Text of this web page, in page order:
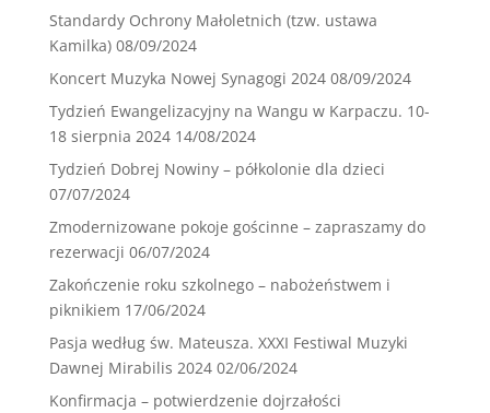
Standardy Ochrony Małoletnich (tzw. ustawa
Kamilka) 08/09/2024
Koncert Muzyka Nowej Synagogi 2024 08/09/2024
Tydzień Ewangelizacyjny na Wangu w Karpaczu. 10-
18 sierpnia 2024 14/08/2024
Tydzień Dobrej Nowiny – półkolonie dla dzieci
07/07/2024
Zmodernizowane pokoje gościnne – zapraszamy do
rezerwacji 06/07/2024
Zakończenie roku szkolnego – nabożeństwem i
piknikiem 17/06/2024
Pasja według św. Mateusza. XXXI Festiwal Muzyki
Dawnej Mirabilis 2024 02/06/2024
Konfirmacja – potwierdzenie dojrzałości